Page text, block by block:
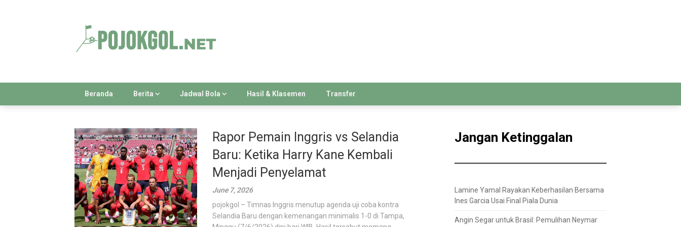
Beranda Berita Jadwal Bola Hasil & Klasemen Transfer
Rapor Pemain Inggris vs Selandia
Baru: Ketika Harry Kane Kembali
Menjadi Penyelamat
June 7, 2026
pojokgol – Timnas Inggris menutup agenda uji coba kontra
Selandia Baru dengan kemenangan minimalis 1-0 di Tampa,
Jangan Ketinggalan
Lamine Yamal Rayakan Keberhasilan Bersama
Ines Garcia Usai Final Piala Dunia
Angin Segar untuk Brasil: Pemulihan Neymar